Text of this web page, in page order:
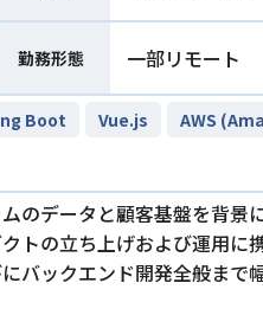
勤務形態 一部リモート
Boot Vue.js
AWS
のデータと顧客基盤を背景に
の立ち上げおよび運用に
バックエンド開発全般まで